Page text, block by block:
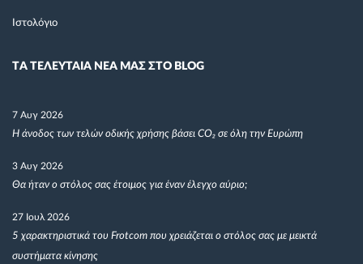
Ιστολόγιο
TΑ ΤΕΛΕΥΤΑΙΑ ΝΕΑ ΜΑΣ ΣΤΟ BLOG
7 Αυγ 2026
Η άνοδος των τελών οδικής χρήσης βάσει CO₂ σε όλη την Ευρώπη
3 Αυγ 2026
Θα ήταν ο στόλος σας έτοιμος για έναν έλεγχο αύριο;
27 Ιουλ 2026
5 χαρακτηριστικά του Frotcom που χρειάζεται ο στόλος σας με μεικτά
συστήματα κίνησης